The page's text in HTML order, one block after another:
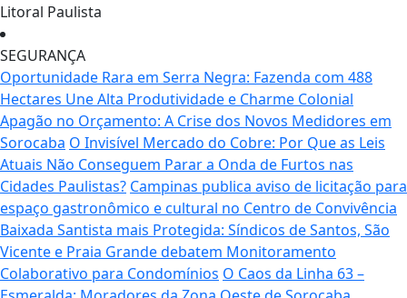
Litoral Paulista
SEGURANÇA
Oportunidade Rara em Serra Negra: Fazenda com 488
Hectares Une Alta Produtividade e Charme Colonial
Apagão no Orçamento: A Crise dos Novos Medidores em
Sorocaba O Invisível Mercado do Cobre: Por Que as Leis
Atuais Não Conseguem Parar a Onda de Furtos nas
Cidades Paulistas? Campinas publica aviso de licitação para
espaço gastronômico e cultural no Centro de Convivência
Baixada Santista mais Protegida: Síndicos de Santos, São
Vicente e Praia Grande debatem Monitoramento
Colaborativo para Condomínios O Caos da Linha 63 –